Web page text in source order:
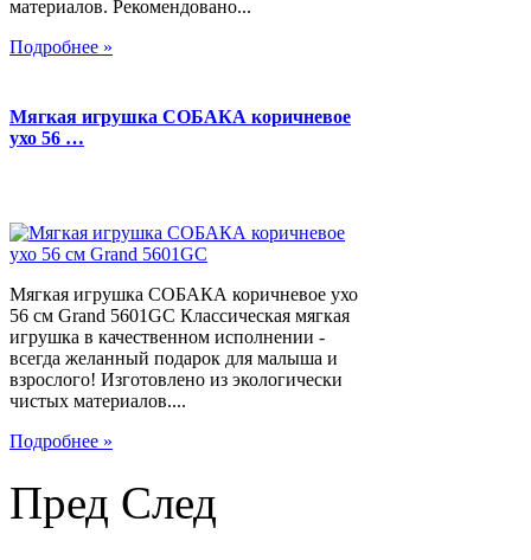
материалов. Рекомендовано...
Подробнее »
Мягкая игрушка СОБАКА коричневое
ухо 56 …
Мягкая игрушка СОБАКА коричневое ухо
56 см Grand 5601GC Классическая мягкая
игрушка в качественном исполнении -
всегда желанный подарок для малыша и
взрослого! Изготовлено из экологически
чистых материалов....
Подробнее »
Пред След